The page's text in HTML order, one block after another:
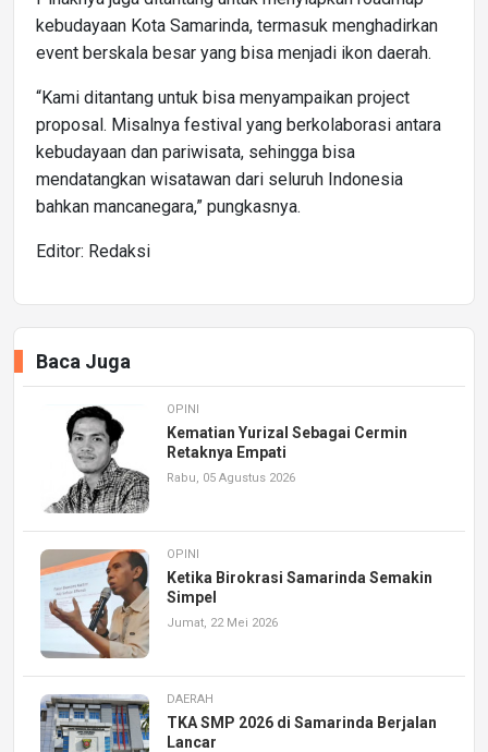
kebudayaan Kota Samarinda, termasuk menghadirkan
event berskala besar yang bisa menjadi ikon daerah.
“Kami ditantang untuk bisa menyampaikan project
proposal. Misalnya festival yang berkolaborasi antara
kebudayaan dan pariwisata, sehingga bisa
mendatangkan wisatawan dari seluruh Indonesia
bahkan mancanegara,” pungkasnya.
Editor: Redaksi
Baca Juga
OPINI
Kematian Yurizal Sebagai Cermin
Retaknya Empati
Rabu, 05 Agustus 2026
OPINI
Ketika Birokrasi Samarinda Semakin
Simpel
Jumat, 22 Mei 2026
DAERAH
TKA SMP 2026 di Samarinda Berjalan
Lancar